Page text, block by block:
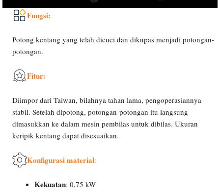
Fungsi:
Potong kentang yang telah dicuci dan dikupas menjadi potongan-
potongan.
Fitur:
Diimpor dari Taiwan, bilahnya tahan lama, pengoperasiannya
stabil. Setelah dipotong, potongan-potongan itu langsung
dimasukkan ke dalam mesin pembilas untuk dibilas. Ukuran
keripik kentang dapat disesuaikan.
Konfigurasi material:
Kekuatan: 0,75 kW